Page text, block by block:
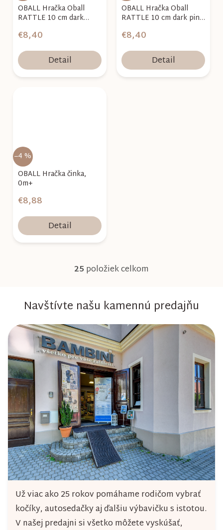
OBALL Hračka Oball
RATTLE 10 cm dark
€8,40
Detail
OBALL Hračka Oball
RATTLE 10 cm dark pink
€8,40
Detail
–4 %
OBALL Hračka činka,
0m+
€8,88
Detail
O
l
á
d
a
c
i
e
p
r
v
k
y
v
ý
25 položiek celkom
Navštívte našu kamennú predajňu
Už viac ako 25 rokov pomáhame rodičom vybrať
kočíky, autosedačky aj ďalšiu výbavičku s istotou.
V našej predajni si všetko môžete vyskúšať,